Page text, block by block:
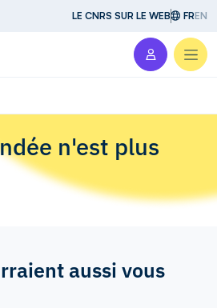
LE CNRS SUR LE WEB FREN
n'est plus
aussi vous